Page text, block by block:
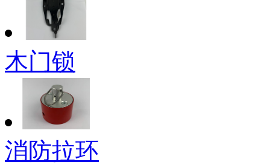
木门锁
消防拉环